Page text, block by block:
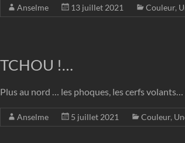
Anselme 13 juillet 2021 Couleur,
TCHOU !…
Plus au nord … les phoques, les cerfs
Anselme 5 juillet 2021 Couleur,